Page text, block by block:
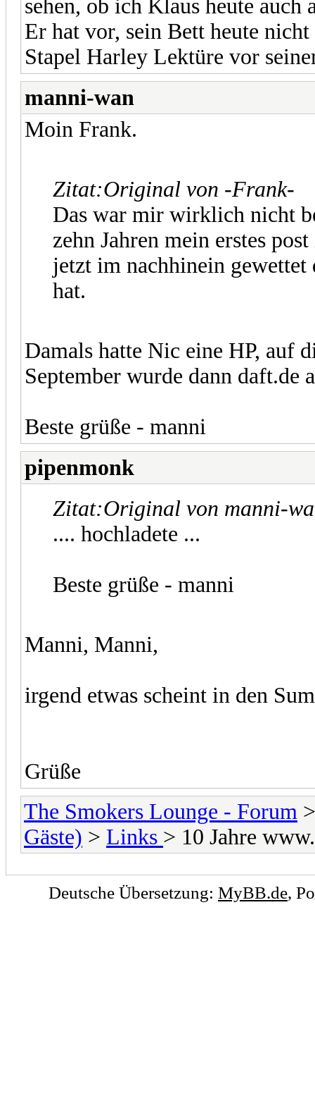
sehen, ob ich Klaus heute auch
Er hat vor, sein Bett heute
Stapel Harley Lektüre vor
manni-wan
Moin Frank.
Zitat:Original von -Frank-
Das war mir wirklich nicht
zehn Jahren mein erstes
jetzt im nachhinein gewettet
hat.
Damals hatte Nic eine HP, auf
September wurde dann daft.de
Beste grüße - manni
pipenmonk
Zitat:Original von manni-
.... hochladete ...
Beste grüße - manni
Manni, Manni,
irgend etwas scheint in den
Grüße
The Smokers Lounge - Forum
Gäste) > Links > 10 Jahre
Deutsche Übersetzung: MyBB.de,